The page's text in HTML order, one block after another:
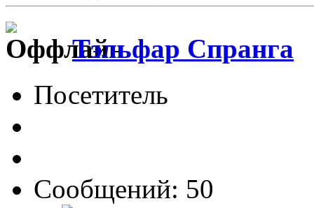
Тэльфар Спранга
Посетитель
Сообщений: 50